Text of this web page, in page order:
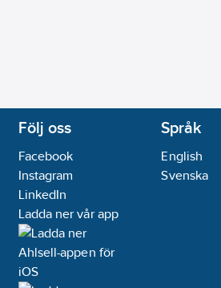
Följ oss
Facebook
Instagram
LinkedIn
Ladda ner vår app
Språk
English
Svenska